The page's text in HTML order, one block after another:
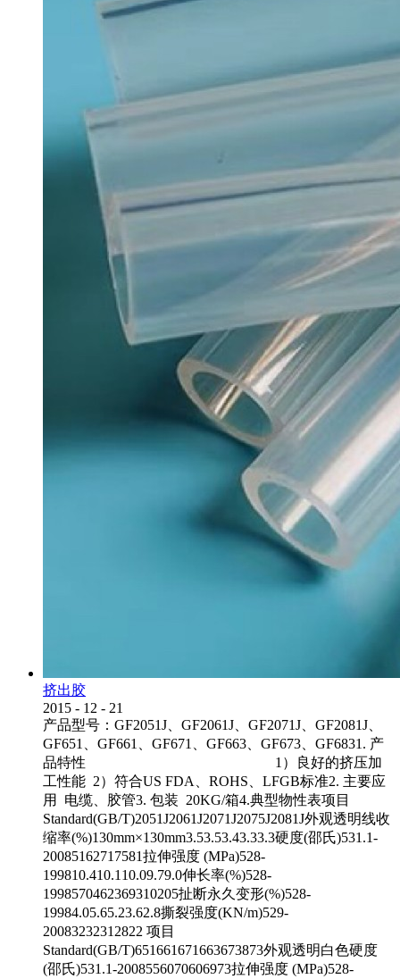
挤出胶
2015 - 12 - 21
产品型号：GF2051J、GF2061J、GF2071J、GF2081J、
GF651、GF661、GF671、GF663、GF673、GF6831. 产
品特性 1）良好的挤压加
工性能 2）符合US FDA、ROHS、LFGB标准2. 主要应
用 电缆、胶管3. 包装 20KG/箱4.典型物性表项目
Standard(GB/T)2051J2061J2071J2075J2081J外观透明线收
缩率(%)130mm×130mm3.53.53.43.33.3硬度(邵氏)531.1-
20085162717581拉伸强度 (MPa)528-
199810.410.110.09.79.0伸长率(%)528-
1998570462369310205扯断永久变形(%)528-
19984.05.65.23.62.8撕裂强度(KN/m)529-
20083232312822 项目
Standard(GB/T)651661671663673873外观透明白色硬度
(邵氏)531.1-2008556070606973拉伸强度 (MPa)528-